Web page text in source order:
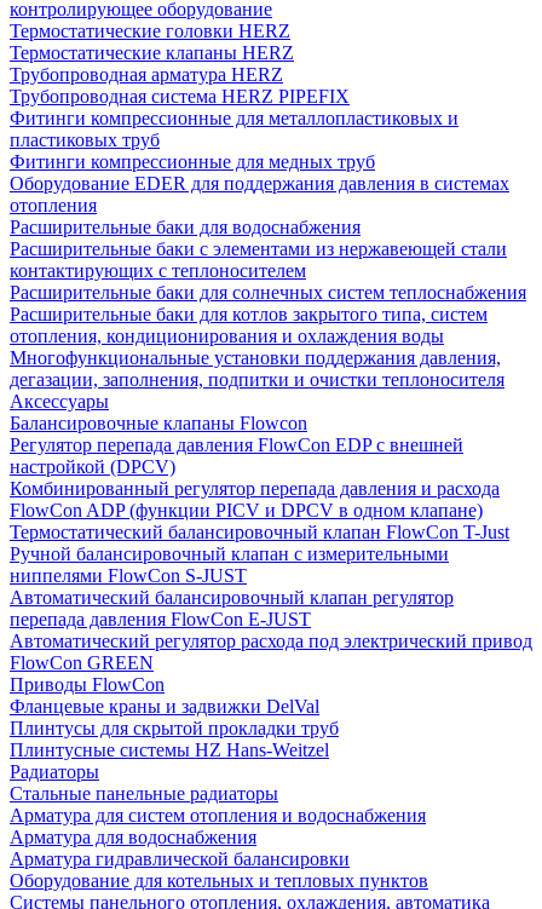
контролирующее оборудование
Термостатические головки HERZ
Термостатические клапаны HERZ
Трубопроводная арматура HERZ
Трубопроводная система HERZ PIPEFIX
Фитинги компрессионные для металлопластиковых и
пластиковых труб
Фитинги компрессионные для медных труб
Оборудование EDER для поддержания давления в системах
отопления
Расширительные баки для водоснабжения
Расширительные баки с элементами из нержавеющей стали
контактирующих с теплоносителем
Расширительные баки для солнечных систем теплоснабжения
Расширительные баки для котлов закрытого типа, систем
отопления, кондиционирования и охлаждения воды
Многофункциональные установки поддержания давления,
дегазации, заполнения, подпитки и очистки теплоносителя
Аксессуары
Балансировочные клапаны Flowcon
Регулятор перепада давления FlowСon EDP с внешней
настройкой (DPCV)
Комбинированный регулятор перепада давления и расхода
FlowСon ADP (функции PICV и DPCV в одном клапане)
Термостатический балансировочный клапан FlowСon T-Just
Ручной балансировочный клапан с измерительными
ниппелями FlowСon S-JUST
Автоматический балансировочный клапан регулятор
перепада давления FlowСon E-JUST
Автоматический регулятор расхода под электрический привод
FlowСon GREEN
Приводы FlowCon
Фланцевые краны и задвижки DelVal
Плинтусы для скрытой прокладки труб
Плинтусные системы HZ Hans-Weitzel
Радиаторы
Стальные панельные радиаторы
Арматура для систем отопления и водоснабжения
Арматура для водоснабжения
Арматура гидравлической балансировки
Оборудование для котельных и тепловых пунктов
Системы панельного отопления, охлаждения, автоматика